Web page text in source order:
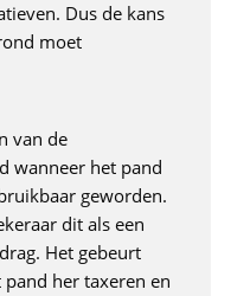
Dus de kans
moet
van de
wanneer het pand
geworden.
dit als een
Het gebeurt
her taxeren en